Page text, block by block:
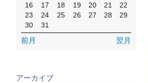
16
17 18 19 20 21
22
23
24 25 26 27 28
29
30
31
前月 翌月
アーカイブ